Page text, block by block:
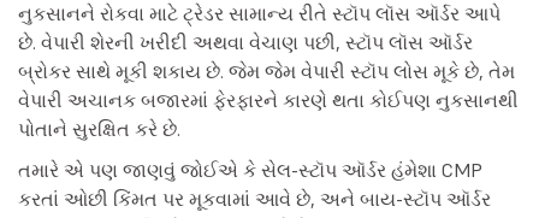
નુકસાનને રોકવા માટે ટ્રેડર સામાન્ય રીતે સ્ટૉપ લૉસ ઑર્ડર આપે
છે. વેપારી શેરની ખરીદી અથવા વેચાણ પછી, સ્ટૉપ લૉસ ઑર્ડર
બ્રોકર સાથે મૂકી શકાય છે. જેમ જેમ વેપારી સ્ટૉપ લોસ મૂકે છે, તેમ
વેપારી અચાનક બજારમાં ફેરફારને કારણે થતા કોઈપણ નુકસાનથી
પોતાને સુરક્ષિત કરે છે.
તમારે એ પણ જાણવું જોઈએ કે સેલ-સ્ટૉપ ઑર્ડર હંમેશા CMP
કરતાં ઓછી કિંમત પર મૂકવામાં આવે છે, અને બાય-સ્ટૉપ ઑર્ડર